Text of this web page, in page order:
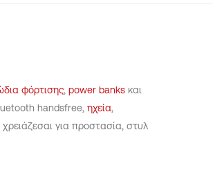
φόρτισης, power banks και
handsfree, ηχεία,
για προστασία, στυλ